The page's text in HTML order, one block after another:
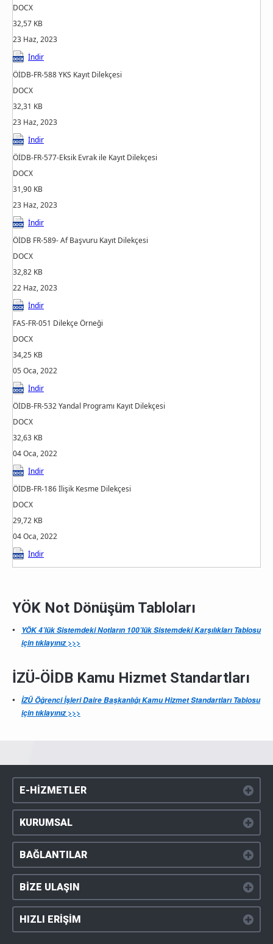
DOCX
32,57 KB
23 Haz, 2023
İndir
ÖİDB-FR-588 YKS Kayıt Dilekçesi
DOCX
32,31 KB
23 Haz, 2023
İndir
ÖİDB-FR-577-Eksik Evrak ile Kayıt Dilekçesi
DOCX
31,90 KB
23 Haz, 2023
İndir
ÖİDB FR-589- Af Başvuru Kayıt Dilekçesi
DOCX
32,82 KB
22 Haz, 2023
İndir
FAS-FR-051 Dilekçe Örneği
DOCX
34,25 KB
05 Oca, 2022
İndir
ÖİDB-FR-532 Yandal Programı Kayıt Dilekçesi
DOCX
32,63 KB
04 Oca, 2022
İndir
ÖİDB-FR-186 İlişik Kesme Dilekçesi
DOCX
29,72 KB
04 Oca, 2022
İndir
YÖK Not Dönüşüm Tabloları
YÖK 4’lük Sistemdeki Notların 100’lük Sistemdeki Karşılıkları Tablosu
için tıklayınız >>>
İZÜ-ÖİDB Kamu Hizmet Standartları
İZÜ Öğrenci İşleri Daire Başkanlığı Kamu Hizmet Standartları Tablosu
için tıklayınız >>>
E-HİZMETLER
KURUMSAL
BAĞLANTILAR
BİZE ULAŞIN
HIZLI ERİŞİM